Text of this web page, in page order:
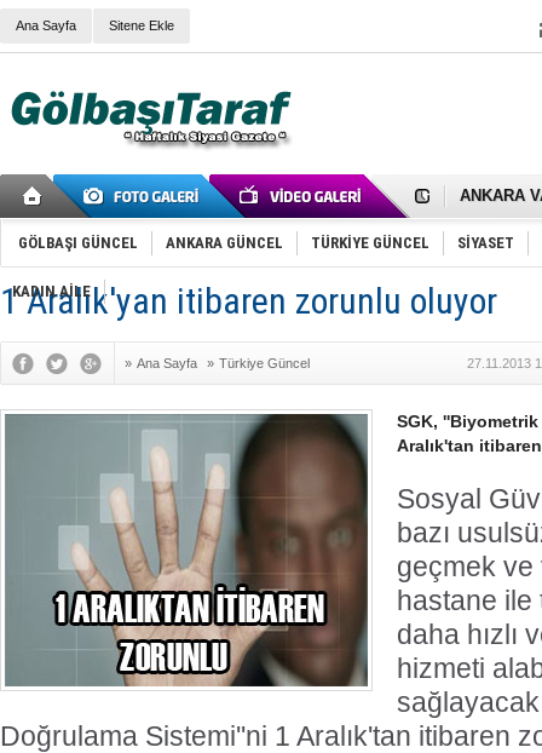
Ana Sayfa Sitene Ekle
Cemal
Samet
FAİZ
SÖZ
Mikail
Gölbaşı
GÖLBAŞI GÜNCEL ANKARA GÜNCEL TÜRKİYE GÜNCEL SİYASET
KADIN AİLE
1 Aralık'yan itibaren zorunlu oluyor
» Ana Sayfa » Türkiye Güncel 27.11.2013
SGK,
Aralık'tan
Sosyal
bazı
geçmek ve
hastane ile
daha hızlı
hizmeti
Doğrulama Sistemi''ni 1 Aralık'tan itibaren